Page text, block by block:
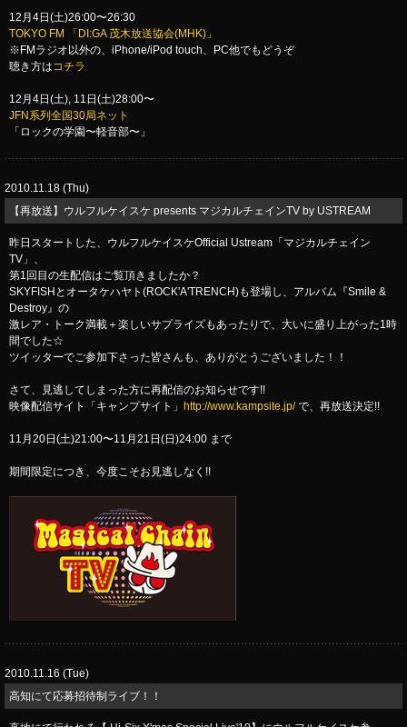
12月4日(土)26:00〜26:30
TOKYO FM 「DI:GA 茂木放送協会(MHK)」
※FMラジオ以外の、iPhone/iPod touch、PC他でもどうぞ
聴き方はコチラ
12月4日(土), 11日(土)28:00〜
JFN系列全国30局ネット
「ロックの学園〜軽音部〜」
2010.11.18 (Thu)
【再放送】ウルフルケイスケ presents マジカルチェインTV by USTREAM
昨日スタートした、ウルフルケイスケOfficial Ustream「マジカルチェイン
TV」、
第1回目の生配信はご覧頂きましたか？
SKYFISHとオータケハヤト(ROCK'A'TRENCH)も登場し、アルバム『Smile &
Destroy』の
激レア・トーク満載＋楽しいサプライズもあったりで、大いに盛り上がった1時
間でした☆
ツイッターでご参加下さった皆さんも、ありがとうございました！！
さて、見逃してしまった方に再配信のお知らせです!!
映像配信サイト「キャンプサイト」
http://www.kampsite.jp/で、再放送決定!!
11月20日(土)21:00〜11月21日(日)24:00 まで
期間限定につき、今度こそお見逃しなく!!
2010.11.16 (Tue)
高知にて応募招待制ライブ！！